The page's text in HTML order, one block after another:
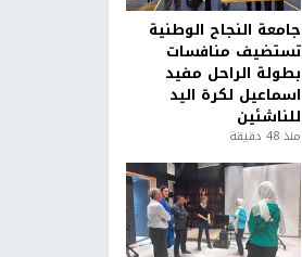
جامعة النجاح الوطنية
تستضيف منافسات
بطولة الراحل مفيد
اسماعيل لكرة اليد
للناشئين
منذ 48 دقيقة